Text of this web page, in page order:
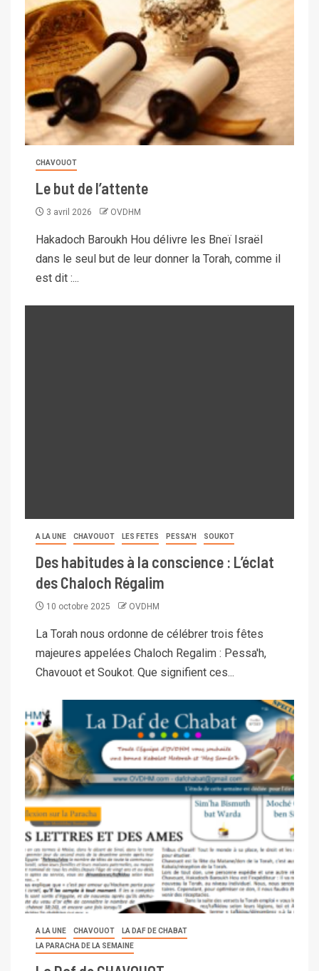
CHAVOUOT
Le but de l’attente
3 avril 2026 OVDHM
Hakadoch Baroukh Hou délivre les Bneï Israël
dans le seul but de leur donner la Torah, comme il
est dit :...
A LA UNE CHAVOUOT LES FETES PESSA'H SOUKOT
Des habitudes à la conscience : L’éclat
des Chaloch Régalim
10 octobre 2025 OVDHM
La Torah nous ordonne de célébrer trois fêtes
majeures appelées Chaloch Regalim : Pessa'h,
Chavouot et Soukot. Que signifient ces...
A LA UNE CHAVOUOT
LA DAF DE CHABAT
LA PARACHA DE LA SEMAINE